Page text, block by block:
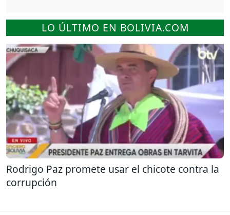
LO ÚLTIMO EN BOLIVIA.COM
Rodrigo Paz promete usar el chicote contra la
corrupción